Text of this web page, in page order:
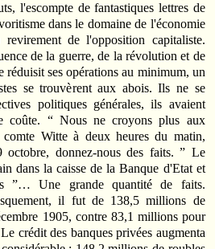
l'escompte de fantastiques lettres de
dans le domaine de l'économie
de l'opposition capitaliste.
de la guerre, de la révolution et de
réduisit ses opérations au minimum, un
se trouvèrent aux abois. Ils ne se
politiques générales, ils avaient
coûte. “ Nous ne croyons plus aux
comte Witte à deux heures du matin,
donnez‑nous des faits. ” Le
dans la caisse de la Banque d'Etat et
”… Une grande quantité de faits.
il fut de 138,5 millions de
1905, contre 83,1 millions pour
crédit des banques privées augmenta